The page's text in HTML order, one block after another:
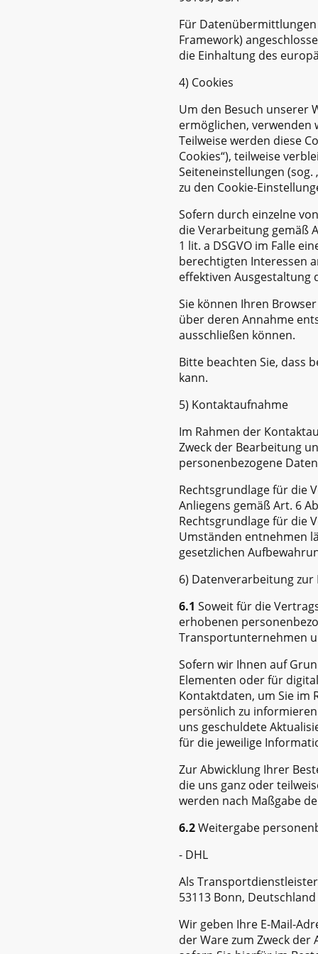
Für Datenübermittlungen
Framework)
die Einhaltung des
4) Cookies
Um den Besuch unserer
ermöglichen, verwenden
Teilweise werden diese
Cookies“), teilweise
Seiteneinstellungen (sog.
zu den Cookie-
Sofern durch einzelne
die Verarbeitung gemäß
1 lit. a DSGVO im Falle
berechtigten Interessen
effektiven Ausgestaltung
Sie können Ihren
über deren Annahme
ausschließen können.
Bitte beachten Sie, dass
kann.
5) Kontaktaufnahme
Im Rahmen der
Zweck der Bearbeitung
personenbezogene
Rechtsgrundlage für die
Anliegens gemäß Art. 6
Rechtsgrundlage für die
Umständen entnehmen
gesetzlichen
6) Datenverarbeitung zur
6.1 Soweit für die
erhobenen
Transportunternehmen
Sofern wir Ihnen auf
Elementen oder für
Kontaktdaten, um Sie im
persönlich zu
uns geschuldete
für die jeweilige
Zur Abwicklung Ihrer
die uns ganz oder
werden nach Maßgabe
6.2Weitergabe
- DHL
Als
53113 Bonn, Deutschland
Wir geben Ihre E-Mail-
der Ware zum Zweck